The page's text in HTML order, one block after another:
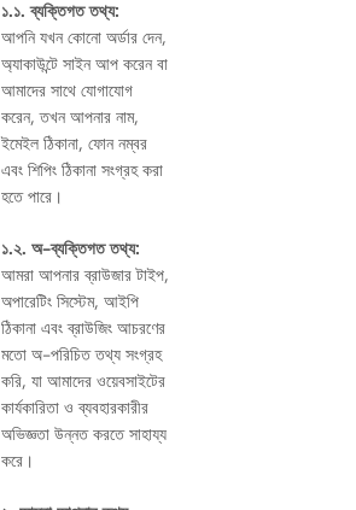
১.১. ব্যক্তিগত তথ্য:
আপনি যখন কোনো অর্ডার দেন,
অ্যাকাউন্টে সাইন আপ করেন বা
আমাদের সাথে যোগাযোগ
করেন, তখন আপনার নাম,
ইমেইল ঠিকানা, ফোন নম্বর
এবং শিপিং ঠিকানা সংগ্রহ করা
হতে পারে।
১.২. অ-ব্যক্তিগত তথ্য:
আমরা আপনার ব্রাউজার টাইপ,
অপারেটিং সিস্টেম, আইপি
ঠিকানা এবং ব্রাউজিং আচরণের
মতো অ-পরিচিত তথ্য সংগ্রহ
করি, যা আমাদের ওয়েবসাইটের
কার্যকারিতা ও ব্যবহারকারীর
অভিজ্ঞতা উন্নত করতে সাহায্য
করে।